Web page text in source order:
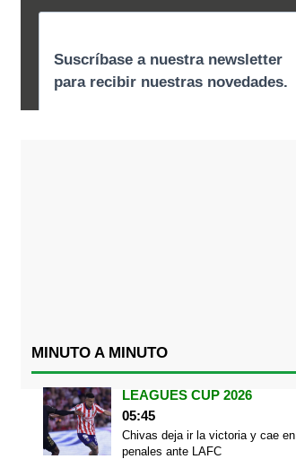
MINUTO A MINUTO
LEAGUES CUP 2026
05:45
Chivas deja ir la victoria y cae en
penales ante LAFC